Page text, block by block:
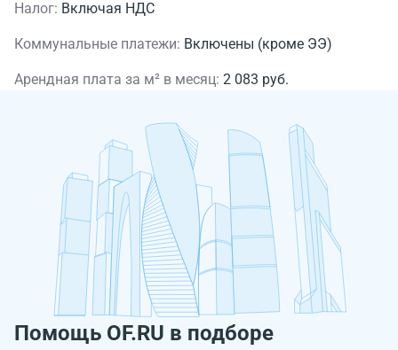
Налог: Включая НДС
Коммунальные платежи: Включены (кроме ЭЭ)
Арендная плата за м² в месяц: 2 083 руб.
Помощь OF.RU в подборе